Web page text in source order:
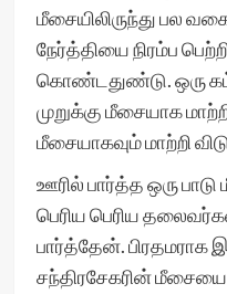
மீசையிலிருந்து பல
நேர்த்தியை நிரம்ப
கொண்டதுண்டு. ஒரு
முறுக்கு மீசையாக
மீசையாகவும் மாற்றி
ஊரில் பார்த்த ஒரு
பெரிய பெரிய
பார்த்தேன். பிரதமராக
சந்திரசேகரின்